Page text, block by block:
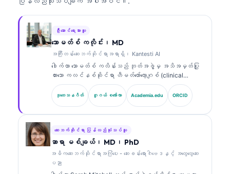
ဦးဆောင်ရေးသားသူ
သောမတ်စ် ကလိုင်း၊ MD
အကြီးတန်းဆေးဘက်ဆိုင်ရာအရာရှိ၊ Kantesti AI
ဒေါက်တာ သောမတ်စ် ကလိန်းသည် ဘုတ်အဖွဲ့မှ အသိအမှတ်ပြု
ထားသော ကလင်နစ်ဆိုင်ရာ ဟီမတ်တော်လော့ဂျစ် (clinical
hematologist) နှင့် အတွင်းလူနာဆိုင်ရာ ဆရာဝန်
(internist) ဖြစ်ပြီး ဓာတ်ခွဲခန်းဆိုင်ရာ ဆေးပညာနှင့် AI
အကူအညီဖြင့် ကလင်နစ်ဆိုင်ရာ ခွဲခြမ်းစိတ်ဖြာမှုတွင်
အဖြစ် သူသည် ပိုင်ဆိုင်မှုဆိုင်ရာ အာရုံကြောကွန်ရက်
(proprietary neural network) ၏ ဆေးဘက်ဆိုင်ရာ တိကျမှုကို
စောင့်ကြည့်ကြီးကြပ်ပေးသည်။ ဒေါက်တာ ကလိန်းသည် ဇီဝ
အမှတ်အသား (biomarker) အဓိပ္ပာယ်ဖော်ခြင်းနှင့်
ဓာတ်ခွဲခန်းဆိုင်ရာ ရောဂါရှာဖွေခြင်း (laboratory
သုတေသနဂိတ် ဂူဂယ် စကော်လာ Academia.edu ORCID
ဆေးဘက်ဆိုင်ရာ ပြန်လည်သုံးသပ်သူ
ဆာရာ မစ်ချယ်၊ MD၊ PhD
အဓိကဆေးဘက်ဆိုင်ရာအကြံပေး - ဆေးခန်းရောဂါဗေဒနှင့် အထွေထွေဆေး
ပညာ